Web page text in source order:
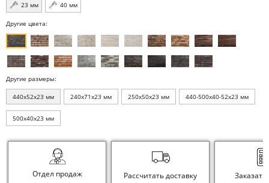
23 мм
40 мм
Другие цвета:
Другие размеры:
440x52x23 мм 240x71x23 мм 250x50x23 мм 440-500x40-52x23 мм
500x40x23 мм
Отдел продаж Рассчитать доставку Заказать